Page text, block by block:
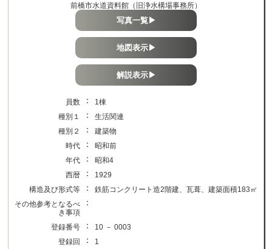
前橋市水道資料館（旧浄水構場事務所）
写真一覧▶
地図表示▶
解説表示▶
員数 ：
1棟
種別１
：
生活関連
種別２
：
建築物
時代
：
昭和前
年代
：
昭和4
西暦
：
1929
構造及び形式等
：
鉄筋コンクリート造2階建、瓦葺、建築面積183㎡
その他参考となるべ
き事項
：
登録番号 ：
10 － 0003
登録回
：
1